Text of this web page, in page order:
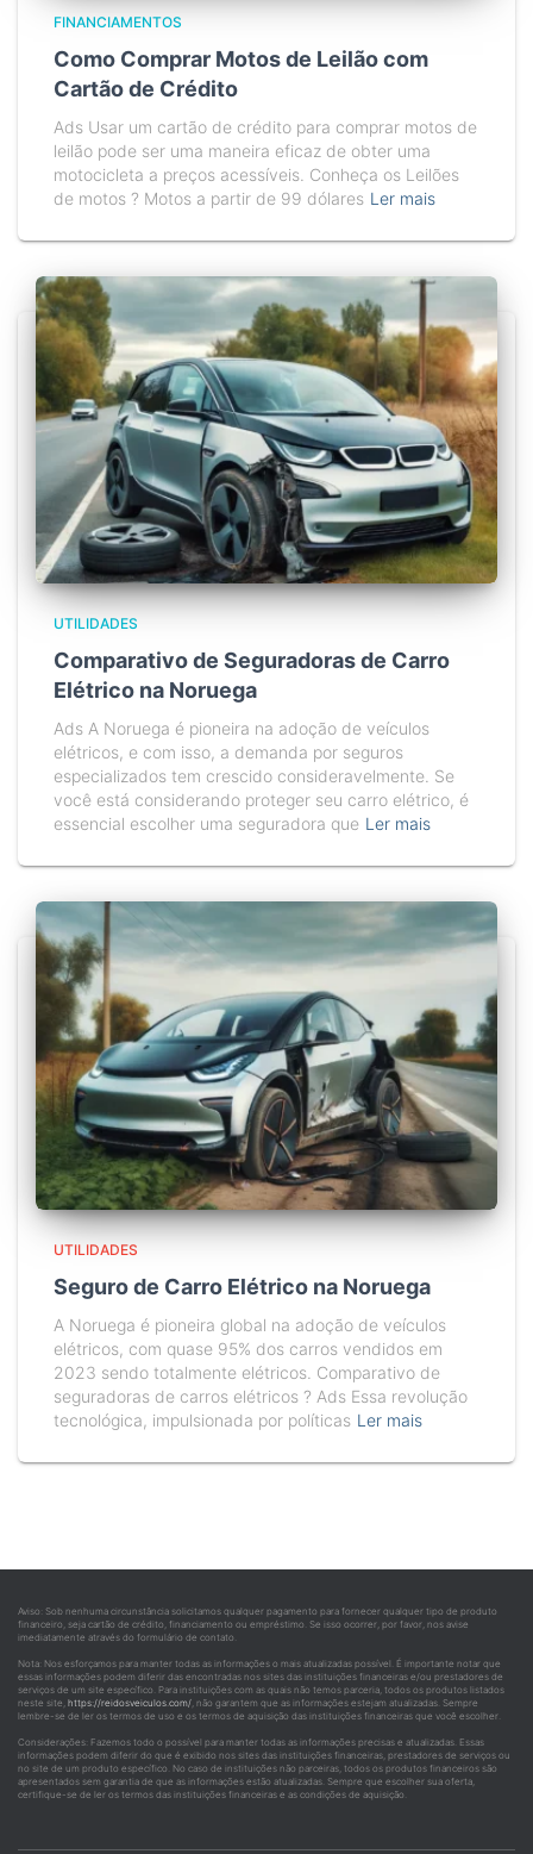
FINANCIAMENTOS
Como Comprar Motos de Leilão com
Cartão de Crédito
Ads Usar um cartão de crédito para comprar motos de
leilão pode ser uma maneira eficaz de obter uma
motocicleta a preços acessíveis. Conheça os Leilões
de motos ? Motos a partir de 99 dólares Ler mais
UTILIDADES
Comparativo de Seguradoras de Carro
Elétrico na Noruega
Ads A Noruega é pioneira na adoção de veículos
elétricos, e com isso, a demanda por seguros
especializados tem crescido consideravelmente. Se
você está considerando proteger seu carro elétrico, é
essencial escolher uma seguradora que Ler mais
UTILIDADES
Seguro de Carro Elétrico na Noruega
A Noruega é pioneira global na adoção de veículos
elétricos, com quase 95% dos carros vendidos em
2023 sendo totalmente elétricos. Comparativo de
seguradoras de carros elétricos ? Ads Essa revolução
tecnológica, impulsionada por políticas Ler mais
Aviso: Sob nenhuma circunstância solicitamos qualquer pagamento para fornecer qualquer tipo de produto
financeiro, seja cartão de crédito, financiamento ou empréstimo. Se isso ocorrer, por favor, nos avise
imediatamente através do formulário de contato.
Nota: Nos esforçamos para manter todas as informações o mais atualizadas possível. É importante notar que
essas informações podem diferir das encontradas nos sites das instituições financeiras e/ou prestadores de
serviços de um site específico. Para instituições com as quais não temos parceria, todos os produtos listados
neste site, https://reidosveiculos.com/, não garantem que as informações estejam atualizadas. Sempre
lembre-se de ler os termos de uso e os termos de aquisição das instituições financeiras que você escolher.
Considerações: Fazemos todo o possível para manter todas as informações precisas e atualizadas. Essas
informações podem diferir do que é exibido nos sites das instituições financeiras, prestadores de serviços ou
no site de um produto específico. No caso de instituições não parceiras, todos os produtos financeiros são
apresentados sem garantia de que as informações estão atualizadas. Sempre que escolher sua oferta,
certifique-se de ler os termos das instituições financeiras e as condições de aquisição.